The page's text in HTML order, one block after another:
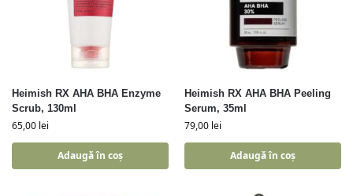
Heimish RX AHA BHA Enzyme
Scrub, 130ml
65,00 lei
Adaugă în coș
Heimish RX AHA BHA Peeling
Serum, 35ml
79,00 lei
Adaugă în coș